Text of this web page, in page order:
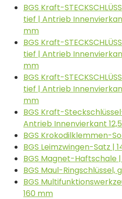
BGS Kraft-
tief | Antrieb
mm
BGS Kraft-
tief | Antrieb
mm
BGS Kraft-
tief | Antrieb
mm
BGS Kraft-
Antrieb Innenvierkant
BGS Krokodilklemmen-
BGS Leimzwingen-Satz |
BGS Magnet-Haftschale
BGS Maul-Ringschlüssel,
BGS
160 mm